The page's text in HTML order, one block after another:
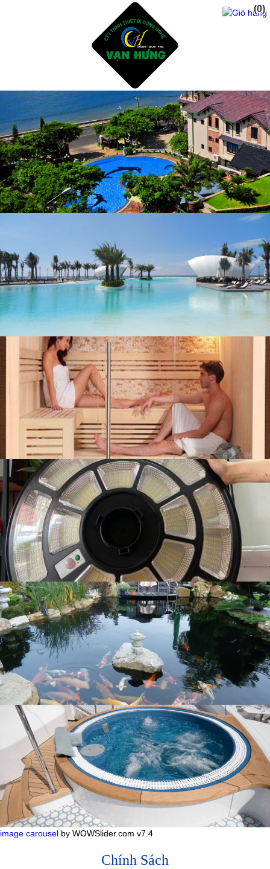
Trang Chủ
Giới Thiệu
Dịch vụ
Sản Phẩm
Tư Vấn Thiết Kế Xây Dụng Hồ Bơi
Thiết Bị Và Phụ Kiện Hồ Bơi
Hóa Chất Xữ Lý Nước Hồ Bơi
Dịch Vụ Chăm Sóc Hồ Bơi
Thiết Kế Phòng Tắm sauna - steam bath
Tư Vấn Thiết Kế Xây Dụng Hồ CáKoi - Thiết Bị Lọc
Phụ Gia Chống Thấm Hồ Bơi - Hồ CáKoi
Dự Án
liên hệ
image carousel by WOWSlider.com v7.4
Chính Sách
(0)